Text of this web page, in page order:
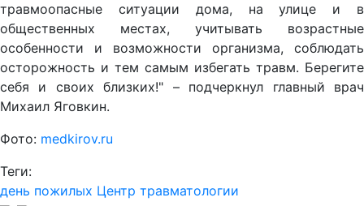
травмоопасные ситуации дома, на улице и в
общественных местах, учитывать возрастные
особенности и возможности организма, соблюдать
осторожность и тем самым избегать травм. Берегите
себя и своих близких!" – подчеркнул главный врач
Михаил Яговкин.
Фото: medkirov.ru
Теги:
день пожилых Центр травматологии